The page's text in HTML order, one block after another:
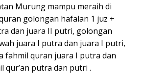
Murung mampu meraih di
golongan hafalan 1 juz +
dan juara II putri, golongan
juara I putra dan juara I putri,
fahmil quran juara I putra dan
qur’an putra dan putri .